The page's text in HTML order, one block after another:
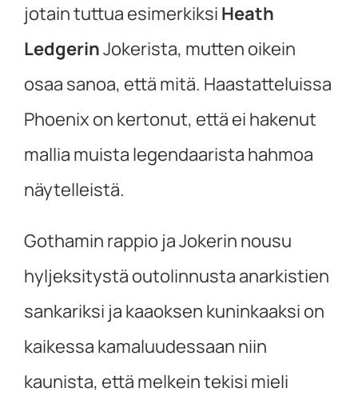
jotain tuttua esimerkiksi Heath
LedgerinJokerista, mutten oikein
osaa sanoa, että mitä. Haastatteluissa
Phoenix on kertonut, että ei hakenut
mallia muista legendaarista hahmoa
näytelleistä.
Gothamin rappio ja Jokerin nousu
hyljeksitystä outolinnusta anarkistien
sankariksi ja kaaoksen kuninkaaksi on
kaikessa kamaluudessaan niin
kaunista, että melkein tekisi mieli